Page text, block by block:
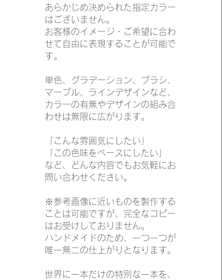
あらかじめ決められた指定カラー
はございません。
お客様のイメージ・ご希望に合わ
せて自由に表現することが可能で
す。
単色、グラデーション、ブラシ、
マーブル、ラインデザインなど、
カラーの有無やデザインの組み合
わせは無限に広がります。
「こんな雰囲気にしたい」
「この色味をベースにしたい」
など、どんな内容でもお気軽にお
問い合わせください。
※参考画像に近いものを製作する
ことは可能ですが、完全なコピー
はお受けしておりません。
ハンドメイドのため、一つ一つが
唯一無二の仕上がりとなります。
世界に一本だけの特別な一本を、